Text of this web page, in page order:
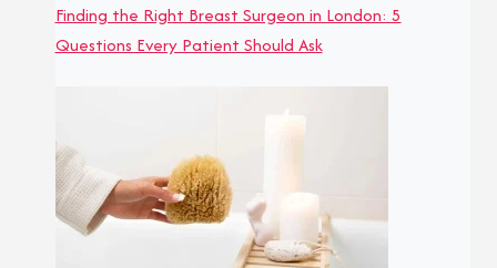
Finding the Right Breast Surgeon in London: 5
Questions Every Patient Should Ask